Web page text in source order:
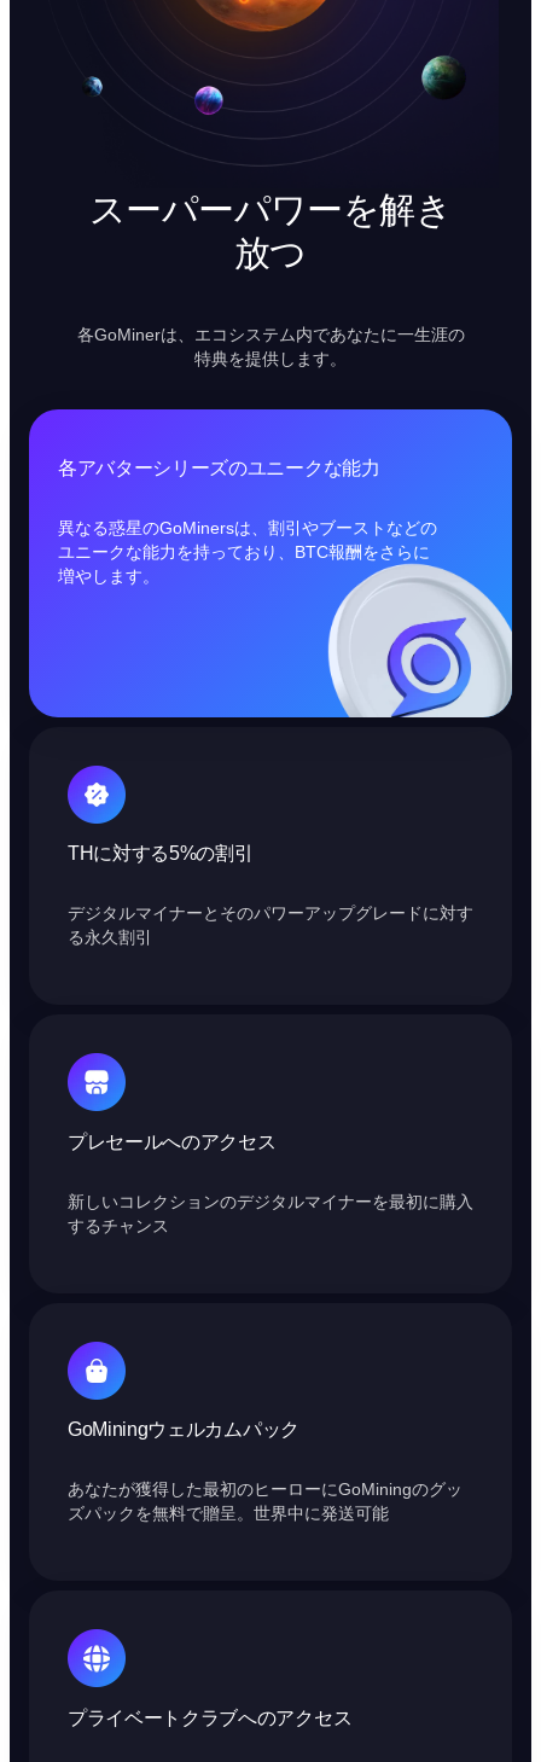
スーパーパワーを解き
放つ
各GoMinerは、エコシステム内であなたに一生涯の
特典を提供します。
各アバターシリーズのユニークな能力
異なる惑星のGoMinersは、割引やブーストなどの
ユニークな能力を持っており、BTC報酬をさらに
増やします。
THに対する5%の割引
デジタルマイナーとそのパワーアップグレードに対す
る永久割引
プレセールへのアクセス
新しいコレクションのデジタルマイナーを最初に購入
するチャンス
GoMiningウェルカムパック
あなたが獲得した最初のヒーローにGoMiningのグッ
ズパックを無料で贈呈。世界中に発送可能
プライベートクラブへのアクセス